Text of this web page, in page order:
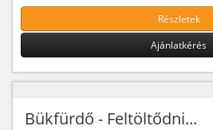
Részletek
Ajánlatkérés
Bükfürdő - Feltöltődni...